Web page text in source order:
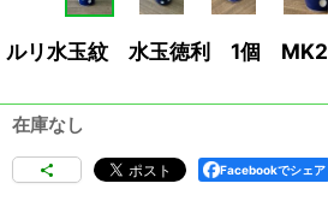
ルリ水玉紋 水玉徳利 1個 MK2
在庫なし
Facebookでシェア